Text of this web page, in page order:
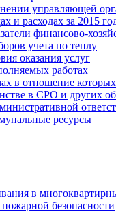
управляющей
и расходах за 2015
финансово-
учета по теплу
оказания услуг
работах
в отношение
в СРО и других
ресурсы
в
безопасности